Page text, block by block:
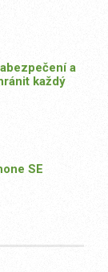
a
každý
SE